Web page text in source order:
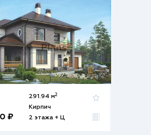
₽
291.94 м2
Кирпич
2 этажа + Ц